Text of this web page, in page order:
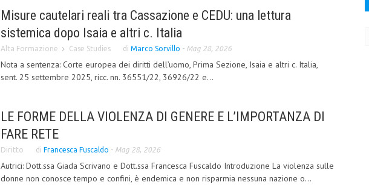
Misure cautelari reali tra Cassazione e CEDU: una lettura
sistemica dopo Isaia e altri c. Italia
Alta Formazione Case Studies di Marco Sorvillo - Mag 28, 2026
Nota a sentenza: Corte europea dei diritti dell’uomo, Prima Sezione, Isaia e altri c. Italia,
sent. 25 settembre 2025, ricc. nn. 36551/22, 36926/22 e...
LE FORME DELLA VIOLENZA DI GENERE E L’IMPORTANZA DI
FARE RETE
Diritto di Francesca Fuscaldo - Mag 28, 2026
Autrici: Dott.ssa Giada Scrivano e Dott.ssa Francesca Fuscaldo Introduzione La violenza sulle
donne non conosce tempo e confini, è endemica e non risparmia nessuna nazione o...